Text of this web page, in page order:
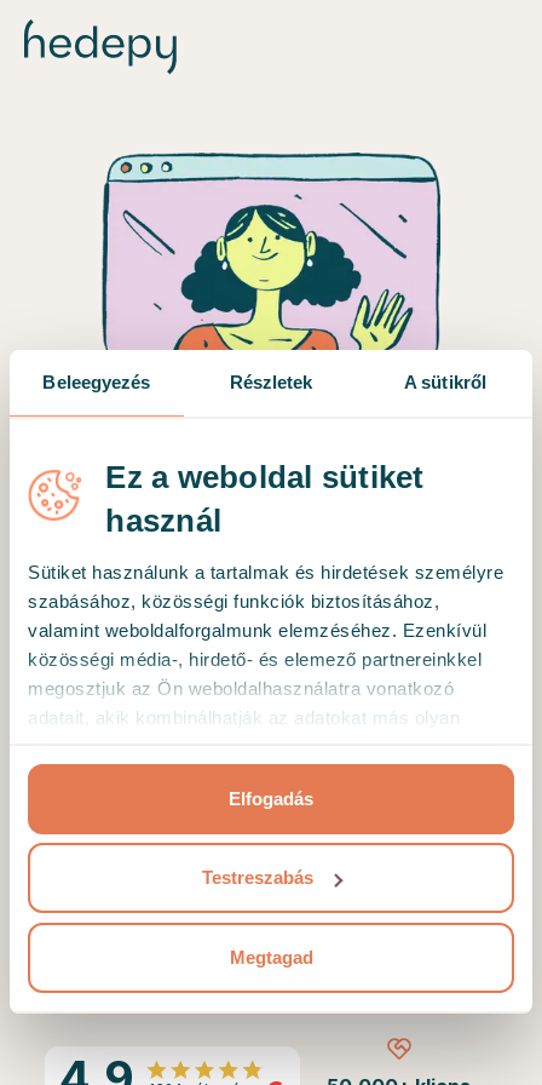
Beleegyezés Részletek A sütikről
Ez a weboldal sütiket
használ
Sütiket használunk a tartalmak és hirdetések személyre
szabásához, közösségi funkciók biztosításához,
valamint weboldalforgalmunk elemzéséhez. Ezenkívül
közösségi média-, hirdető- és elemező partnereinkkel
megosztjuk az Ön weboldalhasználatra vonatkozó
adatait, akik kombinálhatják az adatokat más olyan
Ön által használt más szolgáltatásokból gyűjtöttek.
Elfogadás
Testreszabás
Megtagad
legjobb szakembert
KEZDÉS (5 PERC)
Megkérdezzük, milyen elvárásai vannak a
pszichológussal és a konzultációval,
szakembert ajánlhassuk.
Minden információ, amelyet megadsz nekünk,